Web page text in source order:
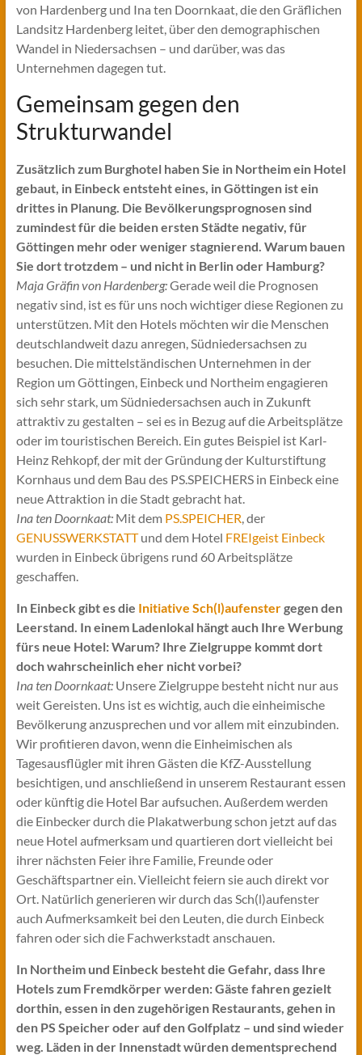
von Hardenberg und Ina ten Doornkaat, die den Gräflichen
Landsitz Hardenberg leitet, über den demographischen
Wandel in Niedersachsen – und darüber, was das
Unternehmen dagegen tut.
Gemeinsam gegen den
Strukturwandel
Zusätzlich zum Burghotel haben Sie in Northeim ein Hotel
gebaut, in Einbeck entsteht eines, in Göttingen ist ein
drittes in Planung. Die Bevölkerungsprognosen sind
zumindest für die beiden ersten Städte negativ, für
Göttingen mehr oder weniger stagnierend. Warum bauen
Sie dort trotzdem – und nicht in Berlin oder Hamburg?
Maja Gräfin von Hardenberg:Gerade weil die Prognosen
negativ sind, ist es für uns noch wichtiger diese Regionen zu
unterstützen. Mit den Hotels möchten wir die Menschen
deutschlandweit dazu anregen, Südniedersachsen zu
besuchen. Die mittelständischen Unternehmen in der
Region um Göttingen, Einbeck und Northeim engagieren
sich sehr stark, um Südniedersachsen auch in Zukunft
attraktiv zu gestalten – sei es in Bezug auf die Arbeitsplätze
oder im touristischen Bereich. Ein gutes Beispiel ist Karl-
Heinz Rehkopf, der mit der Gründung der Kulturstiftung
Kornhaus und dem Bau des PS.SPEICHERS in Einbeck eine
neue Attraktion in die Stadt gebracht hat.
Ina ten Doornkaat:Mit dem PS.SPEICHER , der
GENUSSWERKSTATTund dem Hotel FREIgeist Einbeck
wurden in Einbeck übrigens rund 60 Arbeitsplätze
geschaffen.
In Einbeck gibt es die Initiative Sch(l)aufenstergegen den
Leerstand. In einem Ladenlokal hängt auch Ihre Werbung
fürs neue Hotel: Warum? Ihre Zielgruppe kommt dort
doch wahrscheinlich eher nicht vorbei?
Ina ten Doornkaat:Unsere Zielgruppe besteht nicht nur aus
weit Gereisten. Uns ist es wichtig, auch die einheimische
Bevölkerung anzusprechen und vor allem mit einzubinden.
Wir profitieren davon, wenn die Einheimischen als
Tagesausflügler mit ihren Gästen die KfZ-Ausstellung
besichtigen, und anschließend in unserem Restaurant essen
oder künftig die Hotel Bar aufsuchen. Außerdem werden
die Einbecker durch die Plakatwerbung schon jetzt auf das
neue Hotel aufmerksam und quartieren dort vielleicht bei
ihrer nächsten Feier ihre Familie, Freunde oder
Geschäftspartner ein. Vielleicht feiern sie auch direkt vor
Ort. Natürlich generieren wir durch das Sch(l)aufenster
auch Aufmerksamkeit bei den Leuten, die durch Einbeck
fahren oder sich die Fachwerkstadt anschauen.
In Northeim und Einbeck besteht die Gefahr, dass Ihre
Hotels zum Fremdkörper werden: Gäste fahren gezielt
dorthin, essen in den zugehörigen Restaurants, gehen in
den PS Speicher oder auf den Golfplatz – und sind wieder
weg. Läden in der Innenstadt würden dementsprechend